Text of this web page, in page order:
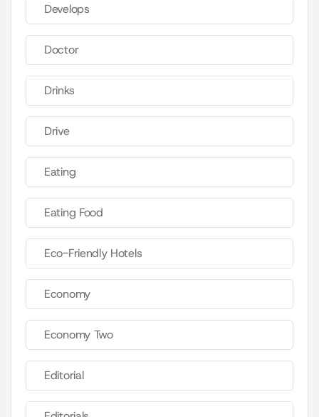
Develops
Doctor
Drinks
Drive
Eating
Eating Food
Eco-Friendly Hotels
Economy
Economy Two
Editorial